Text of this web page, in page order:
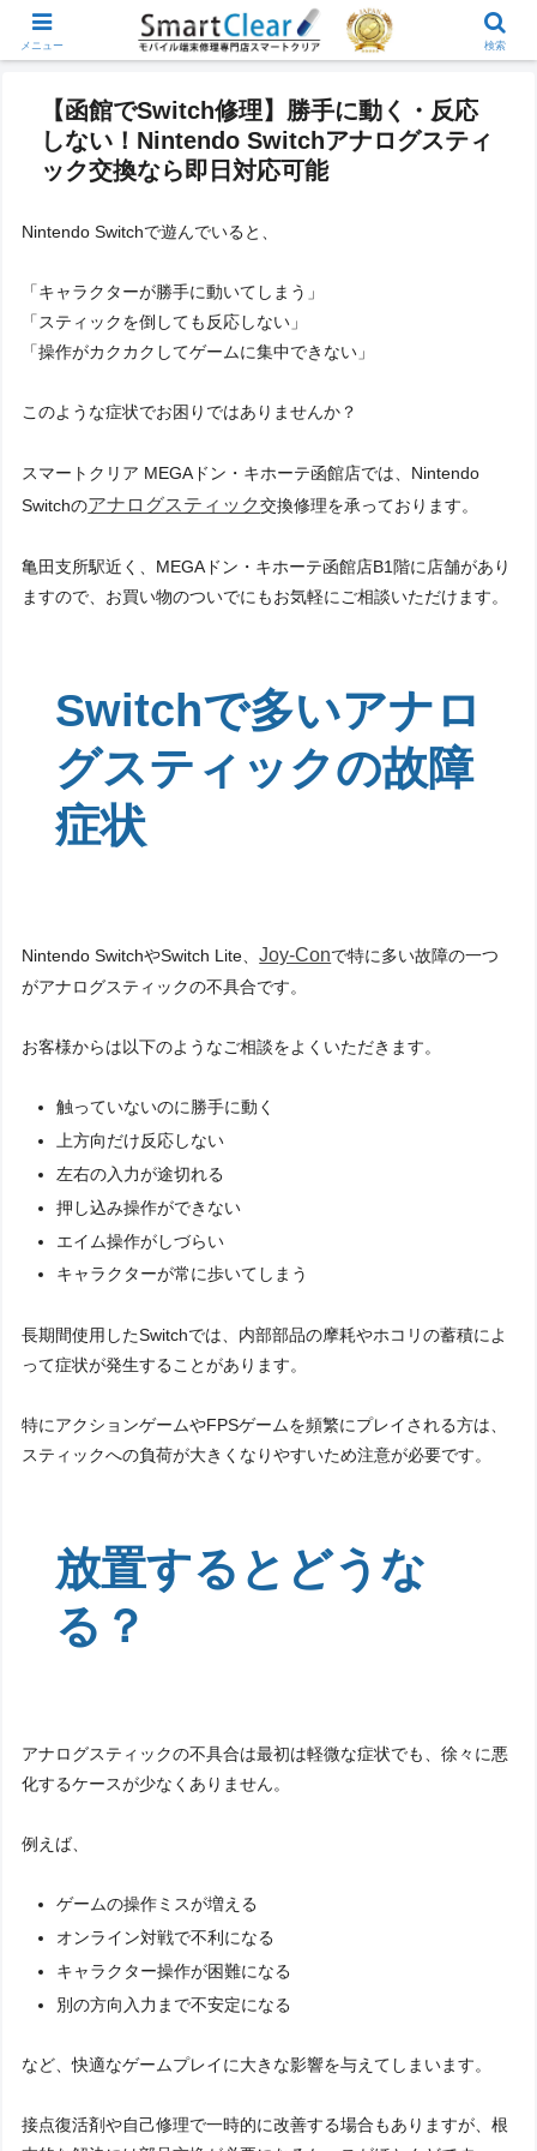
【函館でSwitch修理】勝手に動く・反応
しない！Nintendo Switchアナログスティ
ック交換なら即日対応可能
Nintendo Switchで遊んでいると、
「キャラクターが勝手に動いてしまう」
「スティックを倒しても反応しない」
「操作がカクカクしてゲームに集中できない」
このような症状でお困りではありませんか？
スマートクリア MEGAドン・キホーテ函館店では、Nintendo
Switchのアナログスティック交換修理を承っております。
亀田支所駅近く、MEGAドン・キホーテ函館店B1階に店舗があり
ますので、お買い物のついでにもお気軽にご相談いただけます。
Switchで多いアナロ
グスティックの故障
症状
Nintendo SwitchやSwitch Lite、Joy-Conで特に多い故障の一つ
がアナログスティックの不具合です。
お客様からは以下のようなご相談をよくいただきます。
触っていないのに勝手に動く
上方向だけ反応しない
左右の入力が途切れる
押し込み操作ができない
エイム操作がしづらい
キャラクターが常に歩いてしまう
長期間使用したSwitchでは、内部部品の摩耗やホコリの蓄積によ
って症状が発生することがあります。
特にアクションゲームやFPSゲームを頻繁にプレイされる方は、
スティックへの負荷が大きくなりやすいため注意が必要です。
放置するとどうな
る？
アナログスティックの不具合は最初は軽微な症状でも、徐々に悪
化するケースが少なくありません。
例えば、
ゲームの操作ミスが増える
オンライン対戦で不利になる
キャラクター操作が困難になる
別の方向入力まで不安定になる
など、快適なゲームプレイに大きな影響を与えてしまいます。
接点復活剤や自己修理で一時的に改善する場合もありますが、根
メニュー 検索